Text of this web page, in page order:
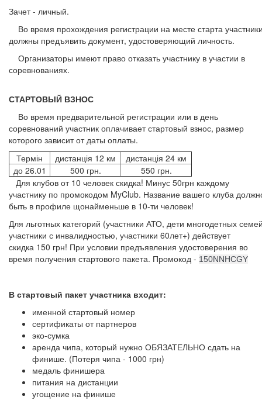
Зачет - личный.
Во время прохождения регистрации на месте старта
должны предъявить документ, удостоверяющий личность.
Организаторы имеют право отказать участнику в участии в
соревнованиях.
СТАРТОВЫЙ ВЗНОС
Во время предварительной регистрации или в день
соревнований участник оплачивает стартовый взнос, размер
которого зависит от даты оплаты.
Термін
дистанція 12 км
дистанція 24 км
до 26.01
500 грн.
550 грн.
Для клубов от 10 человек скидка! Минус 50грн каждому
участнику по промокодом MyClub. Название вашего клуба
быть в профиле щонайменьше в 10-ти человек!
Для льготных категорий (участники АТО, дети многодетных
участники с инвалидностью, участники 60лет+) действует
скидка 150 грн! При условии предъявления удостоверения во
время получения стартового пакета. Промокод - 150NNHCGY
В стартовый пакет участника входит:
именной стартовый номер
сертификаты от партнеров
эко-сумка
аренда чипа, который нужно ОБЯЗАТЕЛЬНО сдать на
финише. (Потеря чипа - 1000 грн)
медаль финишера
питания на дистанции
угощение на финише